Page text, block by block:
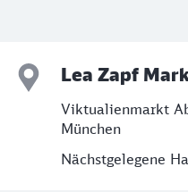
Lea Zapf
Viktualienmarkt
München
Nächstgelegene